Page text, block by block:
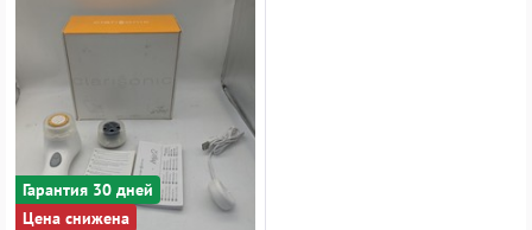
Гарантия 30 дней
Цена снижена